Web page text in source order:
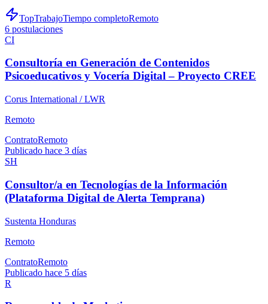
TopTrabajoTiempo completoRemoto
6 postulaciones
CI
Consultoría en Generación de Contenidos
Psicoeducativos y Vocería Digital – Proyecto CREE
Corus International / LWR
Remoto
ContratoRemoto
Publicado hace 3 días
SH
Consultor/a en Tecnologías de la Información
(Plataforma Digital de Alerta Temprana)
Sustenta Honduras
Remoto
ContratoRemoto
Publicado hace 5 días
R